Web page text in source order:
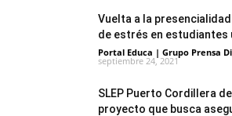
Vuelta a la
de estrés en estudiantes
Portal Educa | Grupo Prensa
septiembre 24, 2021
SLEP Puerto Cordillera
proyecto que busca